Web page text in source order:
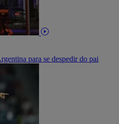
para se despedir do pai